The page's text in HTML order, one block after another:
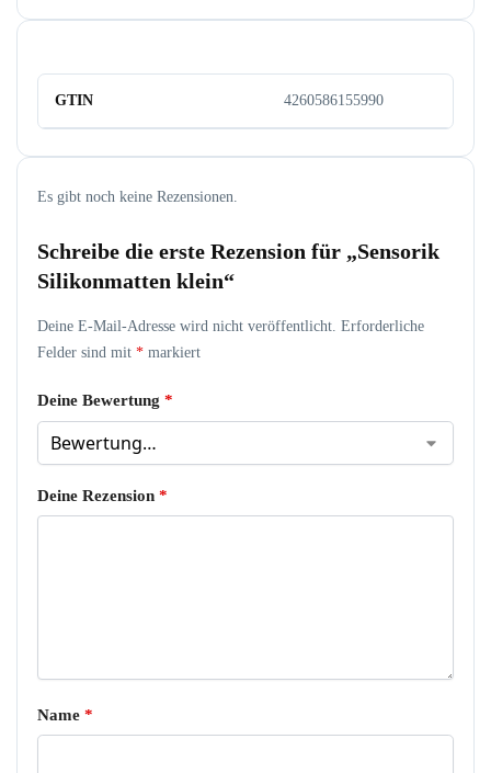
GTIN 4260586155990
Es gibt noch keine Rezensionen.
Schreibe die erste Rezension für „Sensorik
Silikonmatten klein“
Deine E-Mail-Adresse wird nicht veröffentlicht. Erforderliche
Felder sind mit * markiert
Deine Bewertung *
Deine Rezension *
Name *